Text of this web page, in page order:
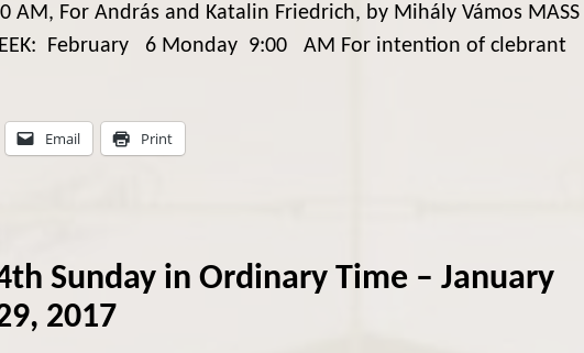
AM, For András and Katalin Friedrich, by Mihály Vámos MASS
WEEK: February 6 Monday 9:00 AM For intention of clebrant
Email Print
Sunday in Ordinary Time – January
2017